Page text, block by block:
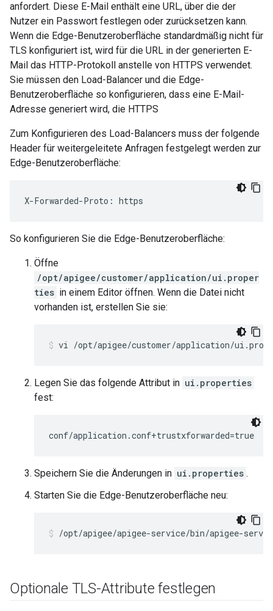
anfordert. Diese E-Mail enthält eine URL, über die der
Nutzer ein Passwort festlegen oder zurücksetzen kann.
Wenn die Edge-Benutzeroberfläche standardmäßig nicht für
TLS konfiguriert ist, wird für die URL in der generierten E-
Mail das HTTP-Protokoll anstelle von HTTPS verwendet.
Sie müssen den Load-Balancer und die Edge-
Benutzeroberfläche so konfigurieren, dass eine E-Mail-
Adresse generiert wird, die HTTPS
Zum Konfigurieren des Load-Balancers muss der folgende
Header für weitergeleitete Anfragen festgelegt werden zur
Edge-Benutzeroberfläche:
X-Forwarded-Proto: https
So konfigurieren Sie die Edge-Benutzeroberfläche:
Öffne
/opt/apigee/customer/application/ui.proper
ties in einem Editor öffnen. Wenn die Datei nicht
vorhanden ist, erstellen Sie sie:
vi /opt/apigee/customer/application/
Legen Sie das folgende Attribut in ui.properties
fest:
conf/application.conf+trustxforwarded=true
Speichern Sie die Änderungen in ui.properties .
Starten Sie die Edge-Benutzeroberfläche neu:
/opt/apigee/apigee-service/bin/apigee-
Optionale TLS-Attribute festlegen